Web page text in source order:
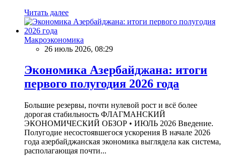
Читать далее
Макроэкономика
26 июль 2026, 08:29
Экономика Азербайджана: итоги
первого полугодия 2026 года
Большие резервы, почти нулевой рост и всё более
дорогая стабильность ФЛАГМАНСКИЙ
ЭКОНОМИЧЕСКИЙ ОБЗОР • ИЮЛЬ 2026 Введение.
Полугодие несостоявшегося ускорения В начале 2026
года азербайджанская экономика выглядела как система,
располагающая почти...